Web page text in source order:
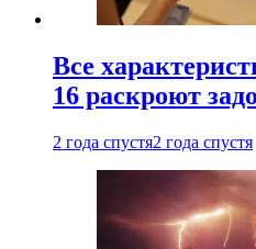
Все
16 раскроют
2 года спустя2 года спустя